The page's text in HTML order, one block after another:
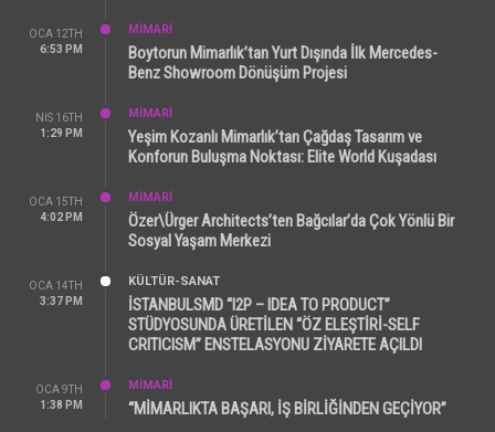
OCA 12TH
6:53 PM
MİMARİ
Boytorun Mimarlık’tan Yurt Dışında İlk Mercedes-
Benz Showroom Dönüşüm Projesi
NIS 16TH
1:29 PM
MİMARİ
Yeşim Kozanlı Mimarlık’tan Çağdaş Tasarım ve
Konforun Buluşma Noktası: Elite World Kuşadası
OCA 15TH
4:02 PM
MİMARİ
Özer\Ürger Architects’ten Bağcılar’da Çok Yönlü Bir
Sosyal Yaşam Merkezi
OCA 14TH
3:37 PM
KÜLTÜR-SANAT
İSTANBULSMD “I2P – IDEA TO PRODUCT”
STÜDYOSUNDA ÜRETİLEN “ÖZ ELEŞTİRİ-SELF
CRITICISM” ENSTELASYONU ZİYARETE AÇILDI
OCA 9TH
1:38 PM
MİMARİ
“MİMARLIKTA BAŞARI, İŞ BİRLİĞİNDEN GEÇİYOR”